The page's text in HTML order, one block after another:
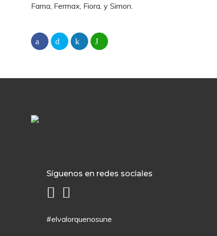
Fama, Fermax, Fiora, y Simon.
Síguenos en redes sociales
#elvalorquenosune